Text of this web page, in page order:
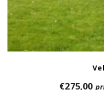
€275,00